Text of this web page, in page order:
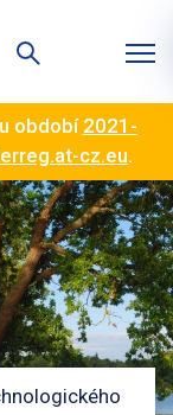
období2021-
cz.eu.